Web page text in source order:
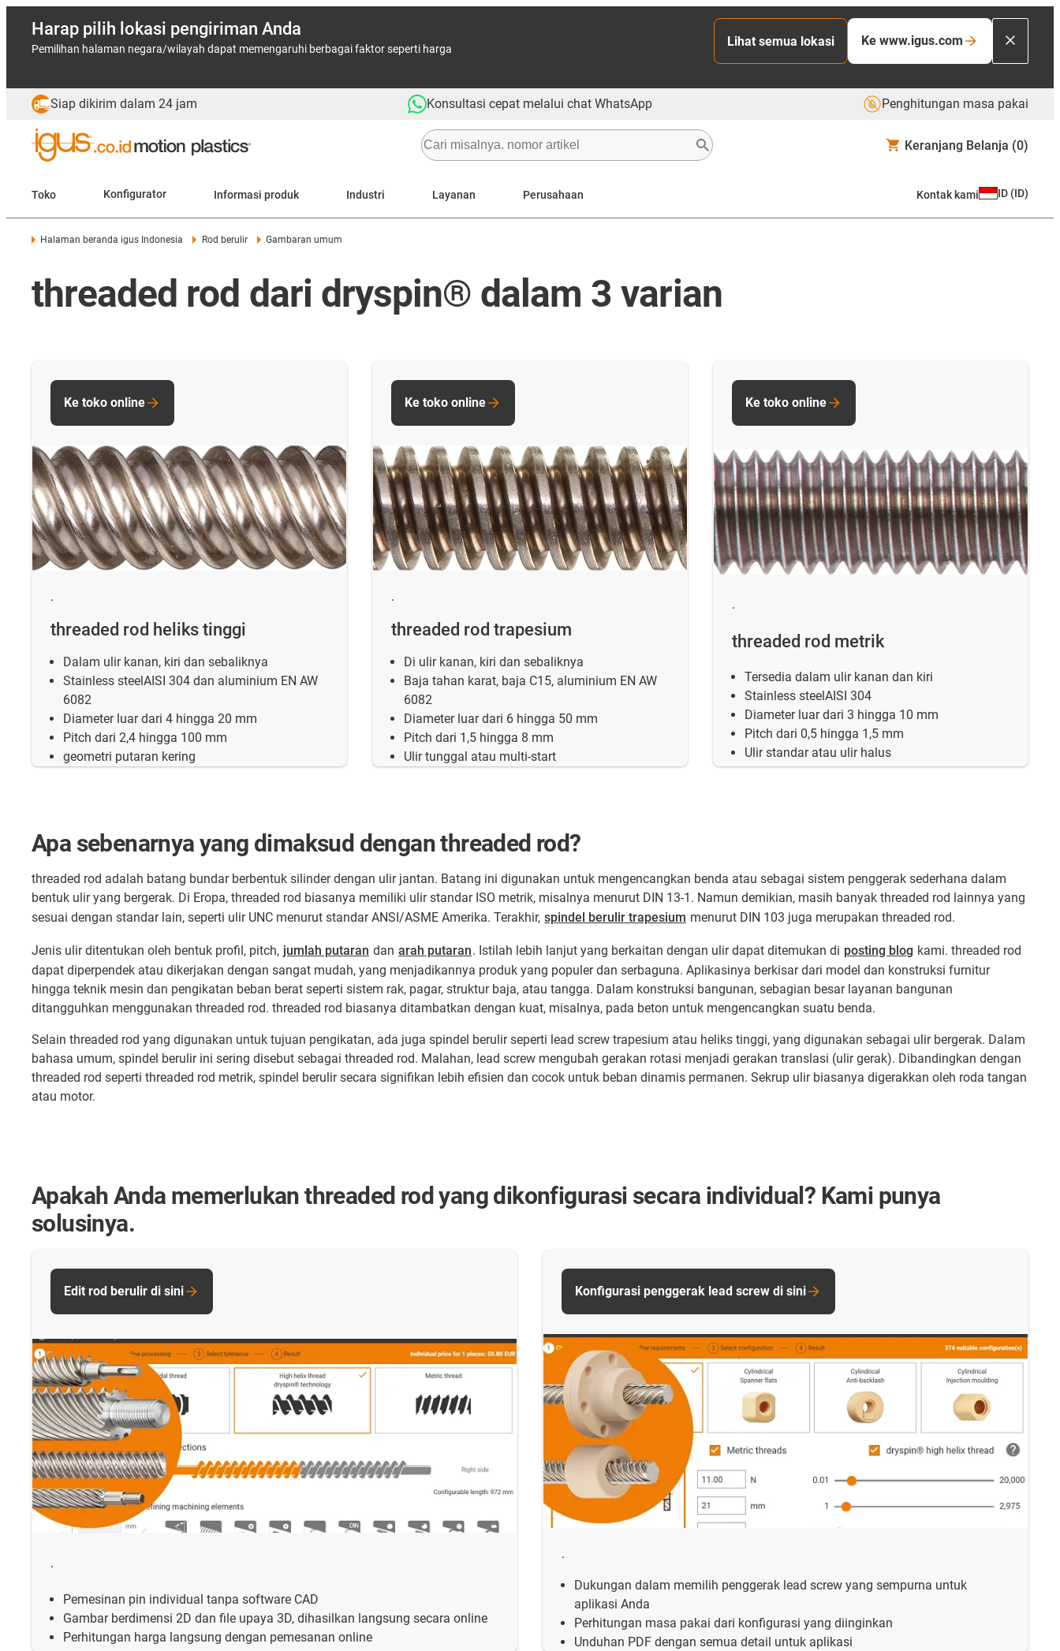
Harap pilih lokasi pengiriman Anda
Pemilihan halaman negara/wilayah dapat memengaruhi berbagai faktor seperti harga
Lihat semua lokasi Ke www.igus.com
Siap dikirim dalam 24 jam Konsultasi cepat melalui chat WhatsApp Penghitungan masa pakai
Keranjang Belanja (0)
Toko Konfigurator Informasi produk Industri Layanan Perusahaan Kontak kami ID (ID)
Halaman beranda igus Indonesia Rod berulir Gambaran umum
threaded rod dari dryspin® dalam 3 varian
.
threaded rod heliks tinggi
Dalam ulir kanan, kiri dan sebaliknya
Stainless steelAISI 304 dan aluminium EN AW
6082
Diameter luar dari 4 hingga 20 mm
Pitch dari 2,4 hingga 100 mm
geometri putaran kering
Ke toko online
.
threaded rod trapesium
Di ulir kanan, kiri dan sebaliknya
Baja tahan karat, baja C15, aluminium EN AW
6082
Diameter luar dari 6 hingga 50 mm
Pitch dari 1,5 hingga 8 mm
Ulir tunggal atau multi-start
Ke toko online
.
threaded rod metrik
Tersedia dalam ulir kanan dan kiri
Stainless steelAISI 304
Diameter luar dari 3 hingga 10 mm
Pitch dari 0,5 hingga 1,5 mm
Ulir standar atau ulir halus
Ke toko online
Apa sebenarnya yang dimaksud dengan threaded rod?
threaded rod adalah batang bundar berbentuk silinder dengan ulir jantan. Batang ini digunakan untuk mengencangkan benda atau sebagai sistem penggerak sederhana dalam
bentuk ulir yang bergerak. Di Eropa, threaded rod biasanya memiliki ulir standar ISO metrik, misalnya menurut DIN 13-1. Namun demikian, masih banyak threaded rod lainnya yang
sesuai dengan standar lain, seperti ulir UNC menurut standar ANSI/ASME Amerika. Terakhir, spindel berulir trapesium menurut DIN 103 juga merupakan threaded rod.
Jenis ulir ditentukan oleh bentuk profil, pitch, jumlah putaran dan arah putaran. Istilah lebih lanjut yang berkaitan dengan ulir dapat ditemukan di posting blog kami. threaded rod
dapat diperpendek atau dikerjakan dengan sangat mudah, yang menjadikannya produk yang populer dan serbaguna. Aplikasinya berkisar dari model dan konstruksi furnitur
hingga teknik mesin dan pengikatan beban berat seperti sistem rak, pagar, struktur baja, atau tangga. Dalam konstruksi bangunan, sebagian besar layanan bangunan
ditangguhkan menggunakan threaded rod. threaded rod biasanya ditambatkan dengan kuat, misalnya, pada beton untuk mengencangkan suatu benda.
Selain threaded rod yang digunakan untuk tujuan pengikatan, ada juga spindel berulir seperti lead screw trapesium atau heliks tinggi, yang digunakan sebagai ulir bergerak. Dalam
bahasa umum, spindel berulir ini sering disebut sebagai threaded rod. Malahan, lead screw mengubah gerakan rotasi menjadi gerakan translasi (ulir gerak). Dibandingkan dengan
threaded rod seperti threaded rod metrik, spindel berulir secara signifikan lebih efisien dan cocok untuk beban dinamis permanen. Sekrup ulir biasanya digerakkan oleh roda tangan
atau motor.
Apakah Anda memerlukan threaded rod yang dikonfigurasi secara individual? Kami punya
solusinya.
.
Pemesinan pin individual tanpa software CAD
Gambar berdimensi 2D dan file upaya 3D, dihasilkan langsung secara online
Perhitungan harga langsung dengan pemesanan online
Edit rod berulir di sini
.
Dukungan dalam memilih penggerak lead screw yang sempurna untuk
aplikasi Anda
Perhitungan masa pakai dari konfigurasi yang diinginkan
Unduhan PDF dengan semua detail untuk aplikasi
Konfigurasi penggerak lead screw di sini